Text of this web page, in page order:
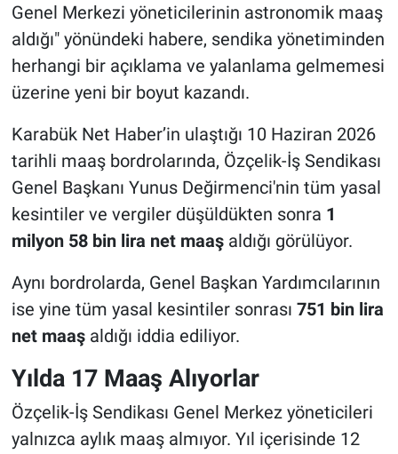
Genel Merkezi yöneticilerinin astronomik maaş
aldığı" yönündeki habere, sendika yönetiminden
herhangi bir açıklama ve yalanlama gelmemesi
üzerine yeni bir boyut kazandı.
Karabük Net Haber’in ulaştığı 10 Haziran 2026
tarihli maaş bordrolarında, Özçelik-İş Sendikası
Genel Başkanı Yunus Değirmenci'nin tüm yasal
kesintiler ve vergiler düşüldükten sonra 1
milyon 58 bin lira net maaşaldığı görülüyor.
Aynı bordrolarda, Genel Başkan Yardımcılarının
ise yine tüm yasal kesintiler sonrası 751 bin lira
net maaşaldığı iddia ediliyor.
Yılda 17 Maaş Alıyorlar
Özçelik-İş Sendikası Genel Merkez yöneticileri
yalnızca aylık maaş almıyor. Yıl içerisinde 12